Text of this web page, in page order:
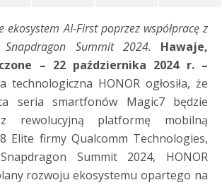
ekosystem AI-First poprzez współpracę z
Summit 2024. Hawaje,
– 22 października 2024 r. –
technologiczna HONOR ogłosiła, że
seria smartfonów Magic7 będzie
rewolucyjną platformę mobilną
Elite firmy Qualcomm Technologies,
Summit 2024, HONOR
rozwoju ekosystemu opartego na